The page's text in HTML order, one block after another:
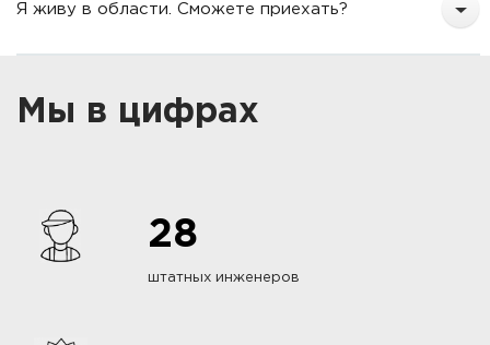
Я живу в области. Сможете приехать?
Мы в цифрах
28
штатных инженеров